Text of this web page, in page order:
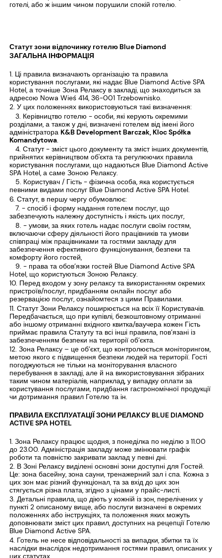
готелі, або ж іншим чином порушили спокій готелю.
Статут зони відпочинку готелю Blue Diamond
ЗАГАЛЬНА ІНФОРМАЦІЯ
Ці правила визначають організацію та правила
користування послугами, які надає Blue Diamond Active SPA
Hotel, а точніше Зона Релаксу в закладі, що знаходиться за
адресою Nowa Wieś 414, 36-001 Trzebownisko.
У цих положеннях використовуються такі визначення:
Керівництво готелю - особи, які керують окремими
розділами, а також у дні, визначені готелем від імені його
адміністратора K&B Development Barczak, Kloc Spółka
Komandytowa.
Статут - зміст цього документу та зміст інших документів,
прийнятих керівництвом об'єкта та регулюючих правила
користування послугами, що надаються Blue Diamond Active
SPA Hotel, а саме Зоною Релаксу.
Користувач / Гість - фізична особа, яка користується
певними видами послуг Blue Diamond Active SPA Hotel.
Статут, в першу чергу обумовлює:
- спосіб і форму надання готелем послуг, що
забезпечують належну доступність і якість цих послуг,
- умови, за яких готель надає послуги своїм гостям,
включаючи сферу діяльності його працівників та умови
співпраці між працівниками та гостями закладу для
забезпечення ефективного функціонування, безпеки та
комфорту його гостей,
- права та обов’язки гостей Blue Diamond Active SPA
Hotel, що користуються Зоною Релаксу.
Перед входом у зону релаксу та використанням окремих
пристроїв/послуг, придбанням онлайн послуг або
резервацією послуг, ознайомтеся з цими Правилами.
Статут Зони Релаксу поширюється на всіх її Користувачів.
Передбачається, що при купівлі, безкоштовному отриманні
або іншому отриманні вхідного квитка/ваучера кожен Гість
приймає правила Статуту та всі інші правила, пов’язані із
забезпеченням безпеки на території об’єкта.
Зона Релаксу – це об’єкт, що контролюється моніторингом,
метою якого є підвищення безпеки людей на території. Гості
погоджуються не тільки на моніторування власного
перебування в закладі, але й на використовування зібраних
таким чином матеріалів, наприклад, у випадку оплати за
користування послугами, придбання гастрономічної продукції
чи дотримання правил Готелю та ін.
ПРАВИЛА ЕКСПЛУАТАЦІЇ ЗОНИ РЕЛАКСУ BLUE DIAMOND
ACTIVE SPA HOTEL
Зона Релаксу працює щодня, з понеділка по неділю з 11.00
до 23.00. Адміністрація закладу може змінювати графік
роботи та повністю закривати заклад у певні дні.
В Зоні Релаксу виділені основні зони доступні для Гостей.
Це: зона басейну, зона сауни, тренажерний зал і спа. Кожна з
цих зон має різний функціонал, та за вхід до цих зон
стягується різна плата, згідно з цінами у прайс-листі.
Детальні правила, що діють у кожній із зон, перелічених у
пункті 2 описаному вище, або послуги визначені в окремих
положеннях або інструкціях, та положення яких можуть
доповнювати зміст цих правил, доступних на рецепції Готелю
Blue Diamond Active SPA.
Готель не несе відповідальності за випадки, збитки та їх
наслідки внаслідок недотримання гостями правил, описаних у
цих статутах.